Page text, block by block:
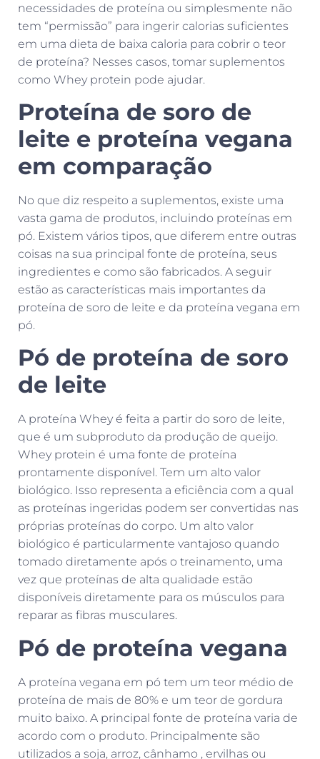
necessidades de proteína ou simplesmente não
tem “permissão” para ingerir calorias suficientes
em uma dieta de baixa caloria para cobrir o teor
de proteína? Nesses casos, tomar suplementos
como Whey protein pode ajudar.
Proteína de soro de
leite e proteína vegana
em comparação
No que diz respeito a suplementos, existe uma
vasta gama de produtos, incluindo proteínas em
pó. Existem vários tipos, que diferem entre outras
coisas na sua principal fonte de proteína, seus
ingredientes e como são fabricados. A seguir
estão as características mais importantes da
proteína de soro de leite e da proteína vegana em
pó.
Pó de proteína de soro
de leite
A proteína Whey é feita a partir do soro de leite,
que é um subproduto da produção de queijo.
Whey protein é uma fonte de proteína
prontamente disponível. Tem um alto valor
biológico. Isso representa a eficiência com a qual
as proteínas ingeridas podem ser convertidas nas
próprias proteínas do corpo. Um alto valor
biológico é particularmente vantajoso quando
tomado diretamente após o treinamento, uma
vez que proteínas de alta qualidade estão
disponíveis diretamente para os músculos para
reparar as fibras musculares.
Pó de proteína vegana
A proteína vegana em pó tem um teor médio de
proteína de mais de 80% e um teor de gordura
muito baixo. A principal fonte de proteína varia de
acordo com o produto. Principalmente são
utilizados a soja, arroz, cânhamo , ervilhas ou